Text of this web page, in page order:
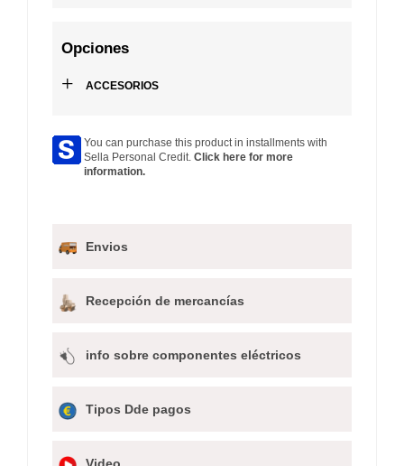
Opciones
+ ACCESORIOS
You can purchase this product in installments with
Sella Personal Credit. Click here for more
information.
Envios
Recepción de mercancías
info sobre componentes eléctricos
Tipos Dde pagos